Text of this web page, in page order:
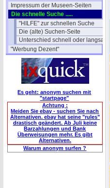
Impressum der Museen-Seiten
Die schnelle Suche .....
"HILFE" zur schnellen Suche
Die (alte) Suchen-Seite
Unterschied schnell oder langsam
"Werbung Dezent"
Es geht: anonym suchen mit
"startpage"
Achtung :
Meiden Sie ebay - suchen Sie nach
Alternativen. ebay hat seine "rules"
drastisch geändert. Ab Juli keine
Barzahlungen und Bank
Überweisungen mehr. Es gibt
Alternativen.
Warum anonym surfen ?